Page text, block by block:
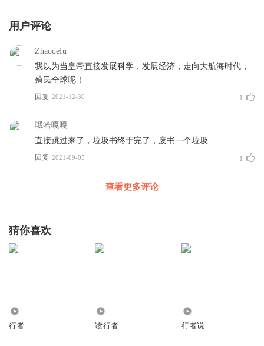
用户评论
Zhaodefu
我以为当皇帝直接发展科学，发展经济，走向大航海时代，
殖民全球呢！
回复 2021-12-30 1
哦哈嘎嘎
直接跳过来了，垃圾书终于完了，废书一个垃圾
回复 2021-09-05 1
查看更多评论
猜你喜欢
行者 读行者 行者说